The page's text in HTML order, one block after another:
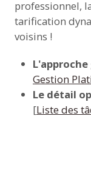
professionnel,
tarification
voisins !
Gestion
Le détail
[Liste des